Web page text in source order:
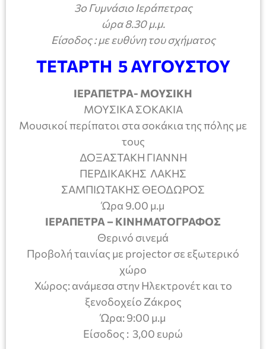
3ο Γυμνάσιο Ιεράπετρας
ώρα 8.30 μ.μ.
Είσοδος : με ευθύνη του σχήματος
ΤΕΤΑΡΤΗ 5 ΑΥΓΟΥΣΤΟΥ
ΙΕΡΑΠΕΤΡΑ- ΜΟΥΣΙΚΗ
ΜΟΥΣΙΚΑ ΣΟΚΑΚΙΑ
Μουσικοί περίπατοι στα σοκάκια της πόλης με
τους
ΔΟΞΑΣΤΑΚΗ ΓΙΑΝΝΗ
ΠΕΡΔΙΚΑΚΗΣ ΛΑΚΗΣ
ΣΑΜΠΙΩΤΑΚΗΣ ΘΕΟΔΩΡΟΣ
Ώρα 9.00 μ.μ
ΙΕΡΑΠΕΤΡΑ – ΚΙΝΗΜΑΤΟΓΡΑΦΟΣ
Θερινό σινεμά
Προβολή ταινίας με projector σε εξωτερικό
χώρο
Χώρος: ανάμεσα στην Ηλεκτρονέτ και το
ξενοδοχείο Ζάκρος
Ώρα: 9:00 μ.μ
Είσοδος : 3,00 ευρώ